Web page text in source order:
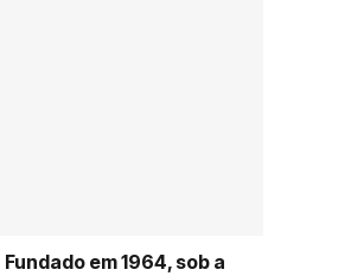
Fundado em 1964, sob a